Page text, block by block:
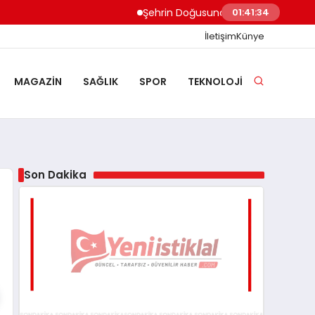
Şehrin Doğusundan Boğaz Kıyılarına
01:41:35
İletişimKünye
MAGAZIN SAĞLIK SPOR TEKNOLOJI
Son Dakika